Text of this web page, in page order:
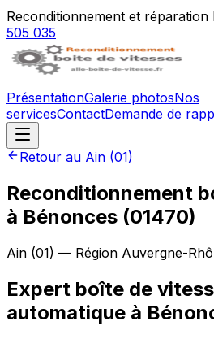
Reconditionnement et réparation
505 035
PrésentationGalerie photosNos
servicesContactDemande de
Retour au Ain (01)
Reconditionnement
à Bénonces (01470)
Ain (01) — Région Auvergne-
Expert boîte de
automatique à